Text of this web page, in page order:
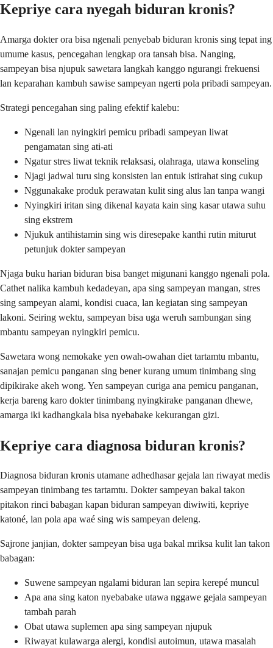
Kepriye cara nyegah biduran kronis?
Amarga dokter ora bisa ngenali penyebab biduran kronis sing tepat ing
umume kasus, pencegahan lengkap ora tansah bisa. Nanging,
sampeyan bisa njupuk sawetara langkah kanggo ngurangi frekuensi
lan keparahan kambuh sawise sampeyan ngerti pola pribadi sampeyan.
Strategi pencegahan sing paling efektif kalebu:
Ngenali lan nyingkiri pemicu pribadi sampeyan liwat
pengamatan sing ati-ati
Ngatur stres liwat teknik relaksasi, olahraga, utawa konseling
Njagi jadwal turu sing konsisten lan entuk istirahat sing cukup
Nggunakake produk perawatan kulit sing alus lan tanpa wangi
Nyingkiri iritan sing dikenal kayata kain sing kasar utawa suhu
sing ekstrem
Njukuk antihistamin sing wis diresepake kanthi rutin miturut
petunjuk dokter sampeyan
Njaga buku harian biduran bisa banget migunani kanggo ngenali pola.
Cathet nalika kambuh kedadeyan, apa sing sampeyan mangan, stres
sing sampeyan alami, kondisi cuaca, lan kegiatan sing sampeyan
lakoni. Seiring wektu, sampeyan bisa uga weruh sambungan sing
mbantu sampeyan nyingkiri pemicu.
Sawetara wong nemokake yen owah-owahan diet tartamtu mbantu,
sanajan pemicu panganan sing bener kurang umum tinimbang sing
dipikirake akeh wong. Yen sampeyan curiga ana pemicu panganan,
kerja bareng karo dokter tinimbang nyingkirake panganan dhewe,
amarga iki kadhangkala bisa nyebabake kekurangan gizi.
Kepriye cara diagnosa biduran kronis?
Diagnosa biduran kronis utamane adhedhasar gejala lan riwayat medis
sampeyan tinimbang tes tartamtu. Dokter sampeyan bakal takon
pitakon rinci babagan kapan biduran sampeyan diwiwiti, kepriye
katoné, lan pola apa waé sing wis sampeyan deleng.
Sajrone janjian, dokter sampeyan bisa uga bakal mriksa kulit lan takon
babagan:
Suwene sampeyan ngalami biduran lan sepira kerepé muncul
Apa ana sing katon nyebabake utawa nggawe gejala sampeyan
tambah parah
Obat utawa suplemen apa sing sampeyan njupuk
Riwayat kulawarga alergi, kondisi autoimun, utawa masalah